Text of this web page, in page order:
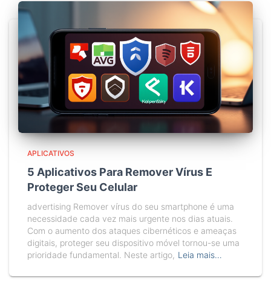
APLICATIVOS
5 Aplicativos Para Remover Vírus E
Proteger Seu Celular
advertising Remover vírus do seu smartphone é uma
necessidade cada vez mais urgente nos dias atuais.
Com o aumento dos ataques cibernéticos e ameaças
digitais, proteger seu dispositivo móvel tornou-se uma
prioridade fundamental. Neste artigo, Leia mais…